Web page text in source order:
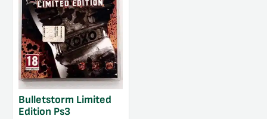
Bulletstorm Limited
Edition Ps3